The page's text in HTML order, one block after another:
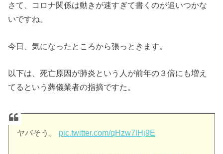
さて、コロナ関係は動きが速すぎて書くのが追いつかな
いですね。
今日、気になったところから張っときます。
以下は、死亡原因が肺炎という人が前年の３倍にも増え
てるという葬儀業者の指摘ですた。
ヤバそう。 pic.twitter.com/qHzw7lHj9E